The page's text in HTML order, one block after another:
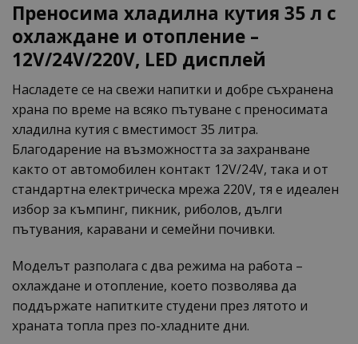
Преносима хладилна кутия 35 л с
охлаждане и отопление –
12V/24V/220V, LED дисплей
Насладете се на свежи напитки и добре съхранена
храна по време на всяко пътуване с преносимата
хладилна кутия с вместимост 35 литра.
Благодарение на възможността за захранване
както от автомобилен контакт 12V/24V, така и от
стандартна електрическа мрежа 220V, тя е идеален
избор за къмпинг, пикник, риболов, дълги
пътувания, каравани и семейни почивки.
Моделът разполага с два режима на работа –
охлаждане и отопление, което позволява да
поддържате напитките студени през лятото и
храната топла през по-хладните дни.